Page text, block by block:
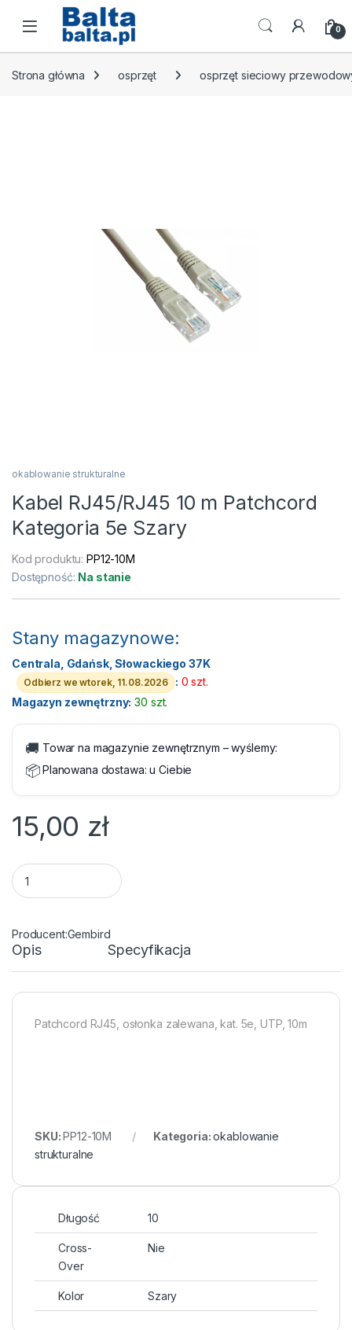
Skip to navigation
Skip to content
Open 0
Strona główna osprzęt osprzęt sieciowy
okablowanie strukturalne
Kabel RJ45/RJ45 10 m Patchcord
Kategoria 5e Szary
Kod produktu:PP12-10M
Dostępność: Na stanie
Stany magazynowe:
Centrala, Gdańsk, Słowackiego 37K
Odbierz we wtorek, 11.08.2026 : 0 szt.
Magazyn zewnętrzny: 30 szt.
🚚 Towar na magazynie zewnętrznym – wyślemy:
📦Planowana dostawa:u Ciebie
15,00 zł
Kabel RJ45/RJ45 10 m Patchcord Kategoria 5e Szary quantity
Gembird
Opis Specyfikacja
Patchcord RJ45, osłonka zalewana, kat. 5e, UTP, 10m
SKU:PP12-10M Kategoria:okablowanie
strukturalne
Długość 10
Cross-
Over
Nie
Kolor Szary